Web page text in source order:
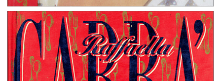
Le Ricette di Raffaella